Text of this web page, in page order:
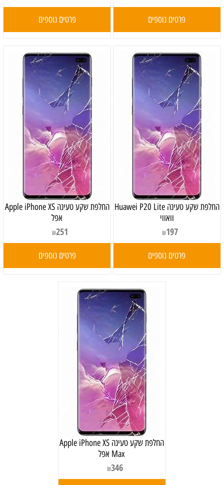
פרטים נוספים פרטים נוספים
‏החלפת שקע טעינה Huawei P20 Lite
וואווי
₪197
פרטים נוספים
‏החלפת שקע טעינה Apple iPhone XS
אפל
₪251
פרטים נוספים
‏החלפת שקע טעינה Apple iPhone XS
Max אפל
₪346